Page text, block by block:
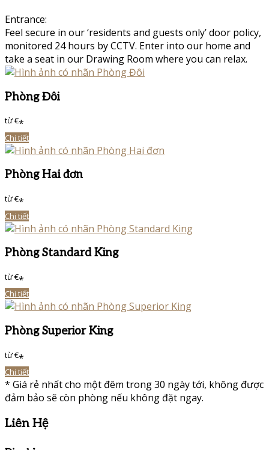
Entrance:
Feel secure in our ‘residents and guests only’ door policy,
monitored 24 hours by CCTV. Enter into our home and
take a seat in our Drawing Room where you can relax.
Phòng Đôi
từ€*
Chi tiết
Phòng Hai đơn
từ€*
Chi tiết
Phòng Standard King
từ€*
Chi tiết
Phòng Superior King
từ€*
Chi tiết
* Giá rẻ nhất cho một đêm trong 30 ngày tới, không được
đảm bảo sẽ còn phòng nếu không đặt ngay.
Liên Hệ